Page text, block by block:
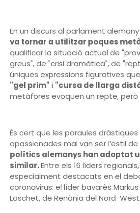
En un discurs al parlament alemany
va tornar a utilitzar poques
qualificar la situació actual de
greus", de "crisi dramàtica", de
úniques expressions figuratives
"gel prim" i "cursa de llarga
metàfores evoquen un repte,
És cert que les paraules
apassionades mai van ser l’estil de
polítics alemanys han adoptat
similar.Entre els 16 líders
especialment destacats en el
coronavirus: el líder bavarès
Laschet, de Renània del Nord-